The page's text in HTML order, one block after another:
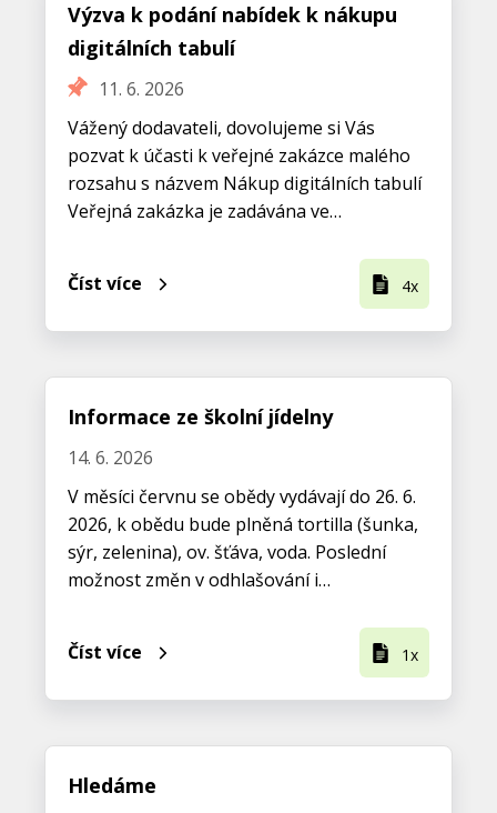
Výzva k podání nabídek k nákupu
digitálních tabulí
11. 6. 2026
Vážený dodavateli, dovolujeme si Vás
pozvat k účasti k veřejné zakázce malého
rozsahu s názvem Nákup digitálních tabulí
Veřejná zakázka je zadávána ve…
Číst více 4x
Informace ze školní jídelny
14. 6. 2026
V měsíci červnu se obědy vydávají do 26. 6.
2026, k obědu bude plněná tortilla (šunka,
sýr, zelenina), ov. šťáva, voda. Poslední
možnost změn v odhlašování i…
Číst více 1x
Hledáme